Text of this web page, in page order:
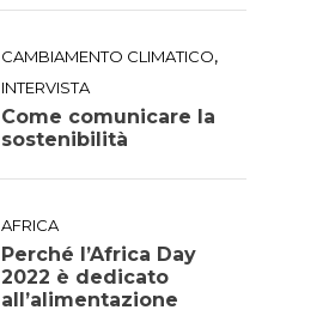
CAMBIAMENTO CLIMATICO,
INTERVISTA
Come comunicare la
sostenibilità
AFRICA
Perché l’Africa Day
2022 è dedicato
all’alimentazione